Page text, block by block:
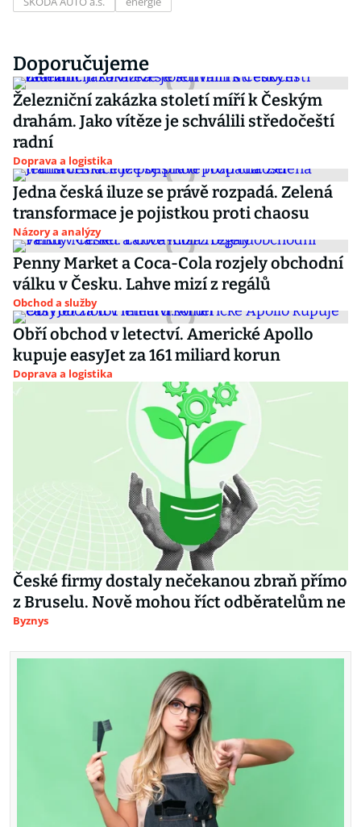
Doporučujeme
Železniční zakázka století míří k Českým
drahám. Jako vítěze je schválili středočeští
radní
Doprava a logistika
Jedna česká iluze se právě rozpadá. Zelená
transformace je pojistkou proti chaosu
Názory a analýzy
Penny Market a Coca-Cola rozjely obchodní
válku v Česku. Lahve mizí z regálů
Obchod a služby
Obří obchod v letectví. Americké Apollo
kupuje easyJet za 161 miliard korun
Doprava a logistika
České firmy dostaly nečekanou zbraň přímo
z Bruselu. Nově mohou říct odběratelům ne
Byznys